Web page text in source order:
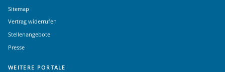
Sitemap
Vertrag widerrufen
Stellenangebote
Presse
WEITERE PORTALE